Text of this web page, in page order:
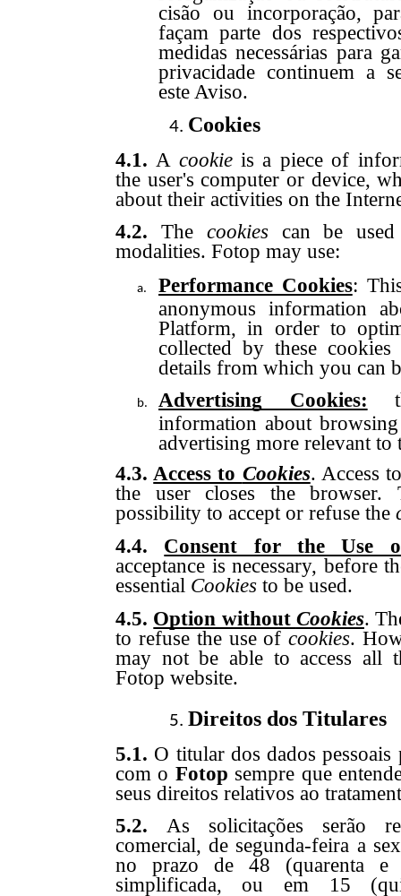
cisão ou incorporação,
façam parte dos
medidas necessárias para
privacidade continuem a
este Aviso.
Cookies
4.1. A cookieis a piece of
the user's computer or device,
about their activities on the
4.2. The cookiescan be used
modalities. Fotop may use:
Performance Cookies:
anonymous information
Platform, in order to
collected by these cookies
details from which you can
Advertising Cookies:
information about
advertising more relevant to
4.3.Access to Cookies. Access
the user closes the
possibility to accept or refuse the
4.4. Consent for the Use
acceptance is necessary, before
essential Cookiesto be used.
4.5. Option without Cookies.
to refuse the use ofcookies.
may not be able to access all
Fotop website.
Direitos dos Titulares
5.1. O titular dos dados
com o Fotop sempre que
seus direitos relativos ao
5.2. As solicitações serão
comercial, de segunda-feira a
no prazo de 48 (quarenta e
simplificada, ou em 15